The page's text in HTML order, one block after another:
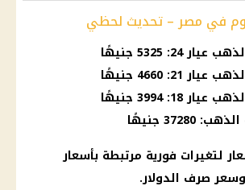
في مصر – تحديث لحظي
24: 5325 جنيهًا
21: 4660 جنيهًا
18: 3994 جنيهًا
جنيهًا
لتغيرات فورية مرتبطة بأسعار
وسعر صرف الدولار.